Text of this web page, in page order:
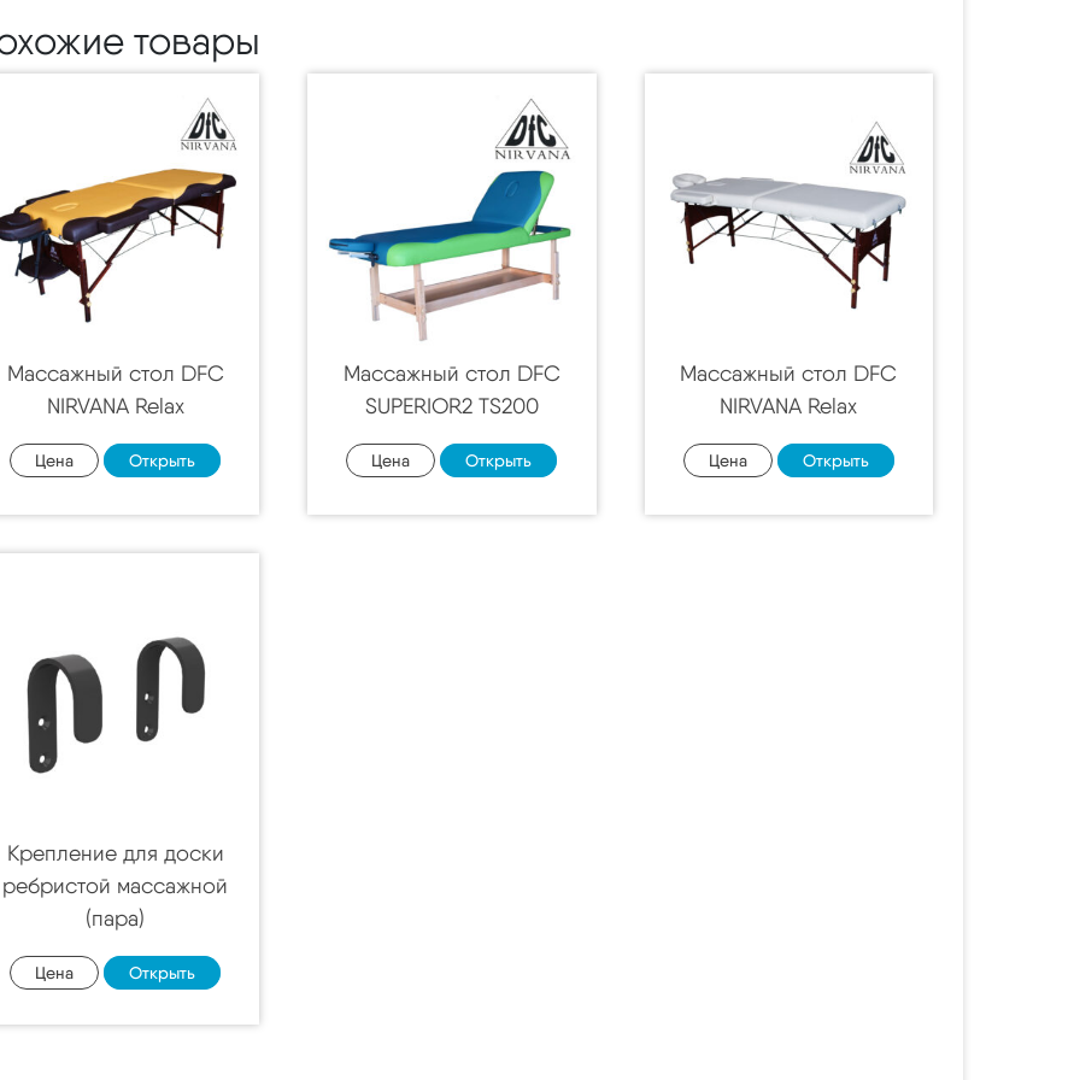
товары
Массажный стол DFC
NIRVANA Relax
Цена Открыть
Массажный стол DFC
SUPERIOR2 TS200
Цена Открыть
Массажный стол DFC
NIRVANA Relax
Цена Открыть
Крепление для доски
ребристой массажной
(пара)
Цена Открыть